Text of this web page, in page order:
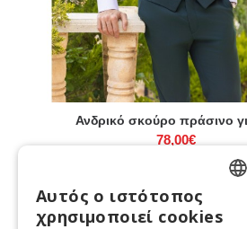
Ανδρικό σκούρο πράσινο
78,00€
64
Αυτός ο ιστότοπος
χρησιμοποιεί cookies